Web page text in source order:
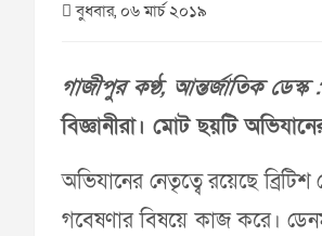
বুধবার, ০৬ মার্চ ২০১৯
গাজীপুর কণ্ঠ, আন্তর্জাতিক ডেস্ক
বিজ্ঞানীরা। মোট ছয়টি
অভিযানের নেতৃত্বে রয়েছে
গবেষণার বিষয়ে কাজ করে।